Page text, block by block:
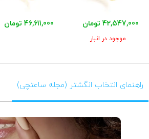
42,547,000 تومان
موجود در انبار
46,611,000 تومان
راهنمای انتخاب انگشتر (مجله ساعتچی)